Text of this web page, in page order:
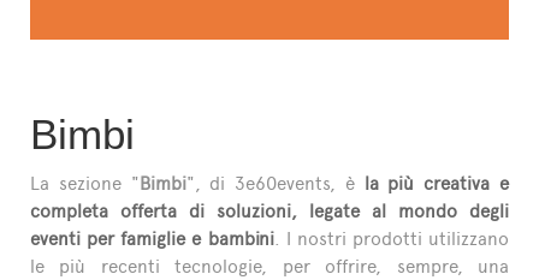
Bimbi
La sezione "Bimbi", di 3e60events, è la più creativa e
completa offerta di soluzioni, legate al mondo degli
eventi per famiglie e bambini. I nostri prodotti utilizzano
le più recenti tecnologie, per offrire, sempre, una